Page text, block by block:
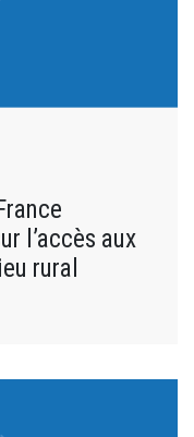
l’accès aux
rural